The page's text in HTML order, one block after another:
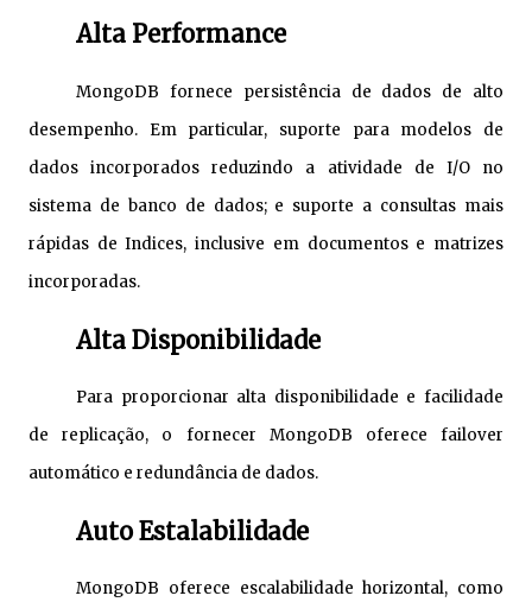
Alta Performance
MongoDB fornece persistência de dados de alto
desempenho. Em particular, suporte para modelos de
dados incorporados reduzindo a atividade de I/O no
sistema de banco de dados; e suporte a consultas mais
rápidas de Indices, inclusive em documentos e matrizes
incorporadas.
Alta Disponibilidade
Para proporcionar alta disponibilidade e facilidade
de replicação, o fornecer MongoDB oferece failover
automático e redundância de dados.
Auto Estalabilidade
MongoDB oferece escalabilidade horizontal, como